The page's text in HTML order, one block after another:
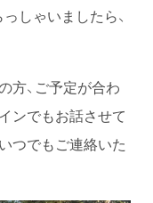
しゃいましたら、
方、ご予定が合わ
ンでもお話させて
つでもご連絡いた